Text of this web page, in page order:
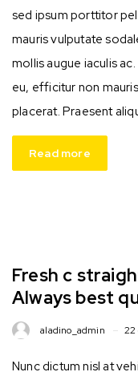
sed ipsum porttitor
mauris vulputate
mollis augue iaculis
eu, efficitur non
placerat. Praesent
Read more
Fresh c
Always best
aladino_admin 22
Nunc dictum nisl at